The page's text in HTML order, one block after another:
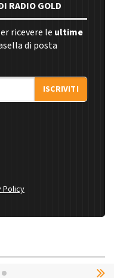
RADIO GOLD
ricevere le ultime
di posta
ISCRIVITI
Policy